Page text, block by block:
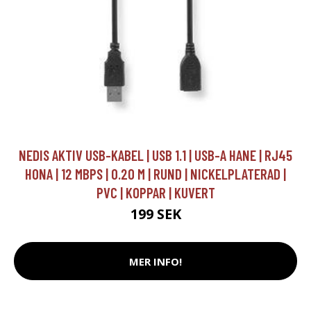
NEDIS AKTIV USB-KABEL | USB 1.1 | USB-A HANE | RJ45
HONA | 12 MBPS | 0.20 M | RUND | NICKELPLATERAD |
PVC | KOPPAR | KUVERT
199 SEK
MER INFO!